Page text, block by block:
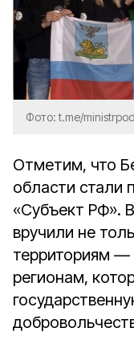
Фото: t.me/
Отметим, что
области стали
«Субъект РФ».
вручили не
территориям —
регионам,